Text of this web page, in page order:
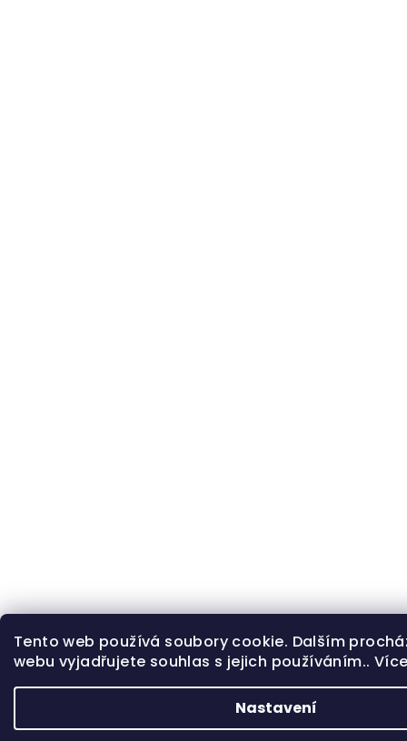
Tento web používá soubory cookie. Dalším
webu vyjadřujete souhlas s jejich používáním..
Nastavení